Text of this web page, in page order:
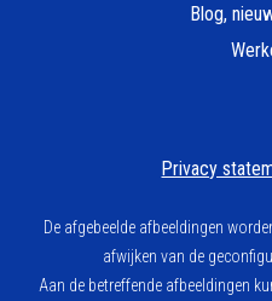
Blog,
Privacy
De afgebeelde afbeeldingen
afwijken van de
Aan de betreffende afbeeldingen